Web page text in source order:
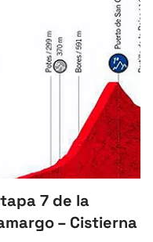
7 de la
– Cistierna